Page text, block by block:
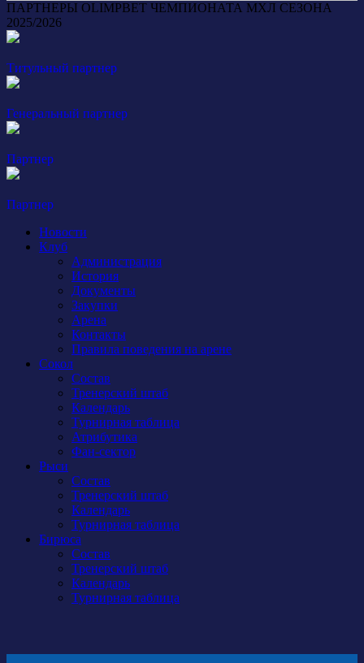
ПАРТНЕРЫ OLIMPBET ЧЕМПИОНАТА МХЛ СЕЗОНА
2025/2026
Титульный партнер
Генеральный партнер
Партнер
Партнер
Новости
Клуб
Администрация
История
Документы
Закупки
Арена
Контакты
Правила поведения на арене
Сокол
Состав
Тренерский штаб
Календарь
Турнирная таблица
Атрибутика
Фан-сектор
Рыси
Состав
Тренерский штаб
Календарь
Турнирная таблица
Бирюса
Состав
Тренерский штаб
Календарь
Турнирная таблица